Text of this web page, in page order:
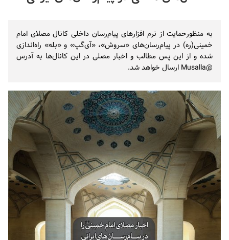
گزارش تصویری| مراسم بزرگداشت آقای شهید ایران
به منظورحمایت از نرم افزارهای پیام‌رسان داخلی کانال مصلای امام
خمینی(ره) در پیام‌رسان‌های «سروش»، «آی‌گپ» و «بله» راه‌اندازی
شده و از این پس مطالب و اخبار مصلی در این کانال‌ها به آدرس
@Musalla ارسال خواهد شد.